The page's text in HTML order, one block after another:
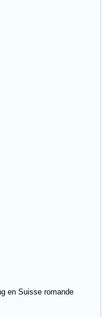
en Suisse romande